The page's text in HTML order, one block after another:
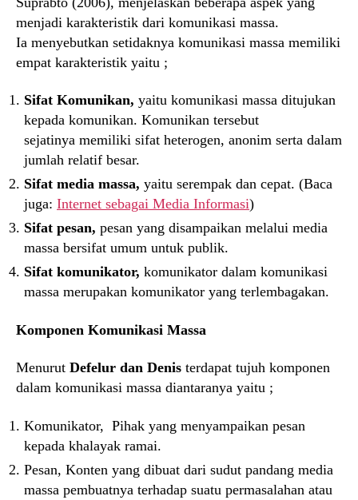
menjadi karakteristik dari komunikasi massa.
Ia menyebutkan setidaknya komunikasi massa memiliki
empat karakteristik yaitu ;
Sifat Komunikan, yaitu komunikasi massa ditujukan
kepada komunikan. Komunikan tersebut
sejatinya memiliki sifat heterogen, anonim serta dalam
jumlah relatif besar.
Sifat media massa, yaitu serempak dan cepat. (Baca
juga: Internet sebagai Media Informasi)
Sifat pesan, pesan yang disampaikan melalui media
massa bersifat umum untuk publik.
Sifat komunikator, komunikator dalam komunikasi
massa merupakan komunikator yang terlembagakan.
Komponen Komunikasi Massa
Menurut Defelur dan Denis terdapat tujuh komponen
dalam komunikasi massa diantaranya yaitu ;
Komunikator, Pihak yang menyampaikan pesan
kepada khalayak ramai.
Pesan, Konten yang dibuat dari sudut pandang media
massa pembuatnya terhadap suatu permasalahan atau